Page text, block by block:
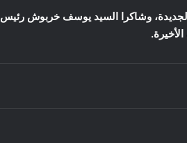
الجديدة، وشاكرا السيد يوسف خربوش رئيس